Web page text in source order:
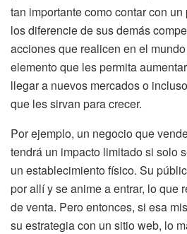
tan importante como contar con
los diferencie de sus demás
acciones que realicen en el
elemento que les permita
llegar a nuevos mercados o
que les sirvan para crecer.
Por ejemplo, un negocio que
tendrá un impacto limitado si solo
un establecimiento físico. Su
por allí y se anime a entrar, lo que
de venta. Pero entonces, si esa
su estrategia con un sitio web, lo